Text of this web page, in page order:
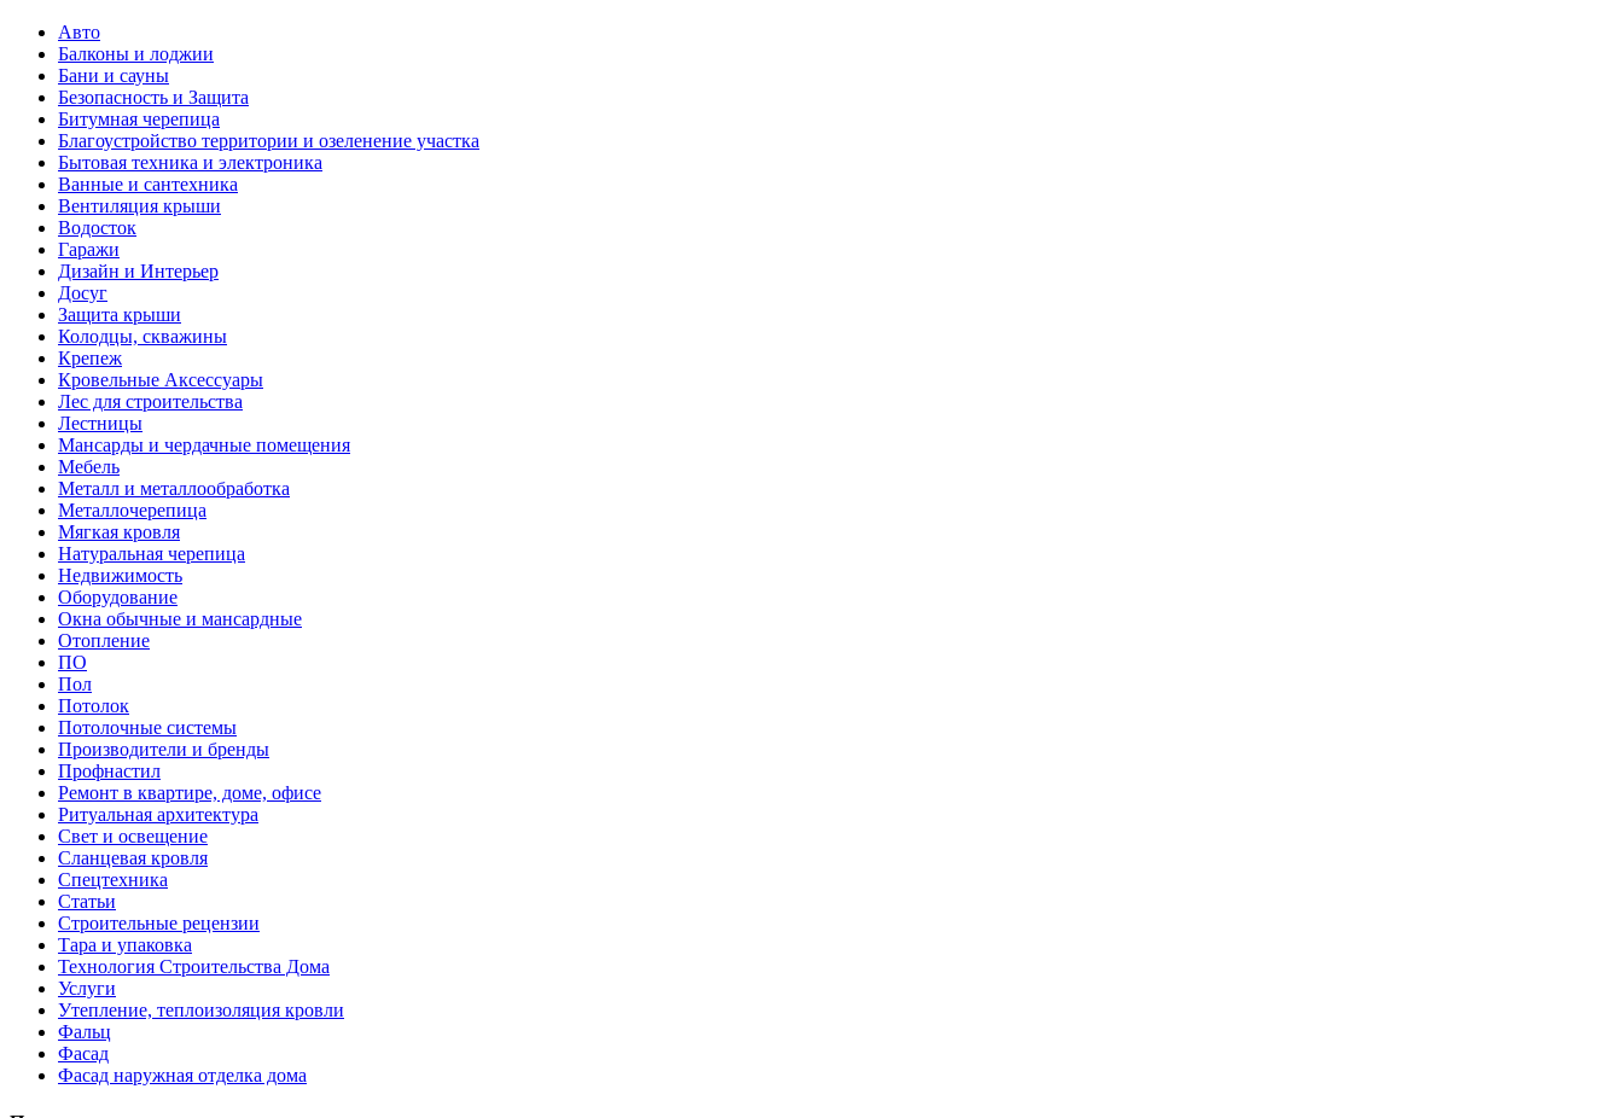
Авто
Балконы и лоджии
Бани и сауны
Безопасность и Защита
Битумная черепица
Благоустройство территории и озеленение участка
Бытовая техника и электроника
Ванные и сантехника
Вентиляция крыши
Водосток
Гаражи
Дизайн и Интерьер
Досуг
Защита крыши
Колодцы, скважины
Крепеж
Кровельные Аксессуары
Лес для строительства
Лестницы
Мансарды и чердачные помещения
Мебель
Металл и металлообработка
Металлочерепица
Мягкая кровля
Натуральная черепица
Недвижимость
Оборудование
Окна обычные и мансардные
Отопление
ПО
Пол
Потолок
Потолочные системы
Производители и бренды
Профнастил
Ремонт в квартире, доме, офисе
Ритуальная архитектура
Свет и освещение
Сланцевая кровля
Спецтехника
Статьи
Строительные рецензии
Тара и упаковка
Технология Строительства Дома
Услуги
Утепление, теплоизоляция кровли
Фальц
Фасад
Фасад наружная отделка дома